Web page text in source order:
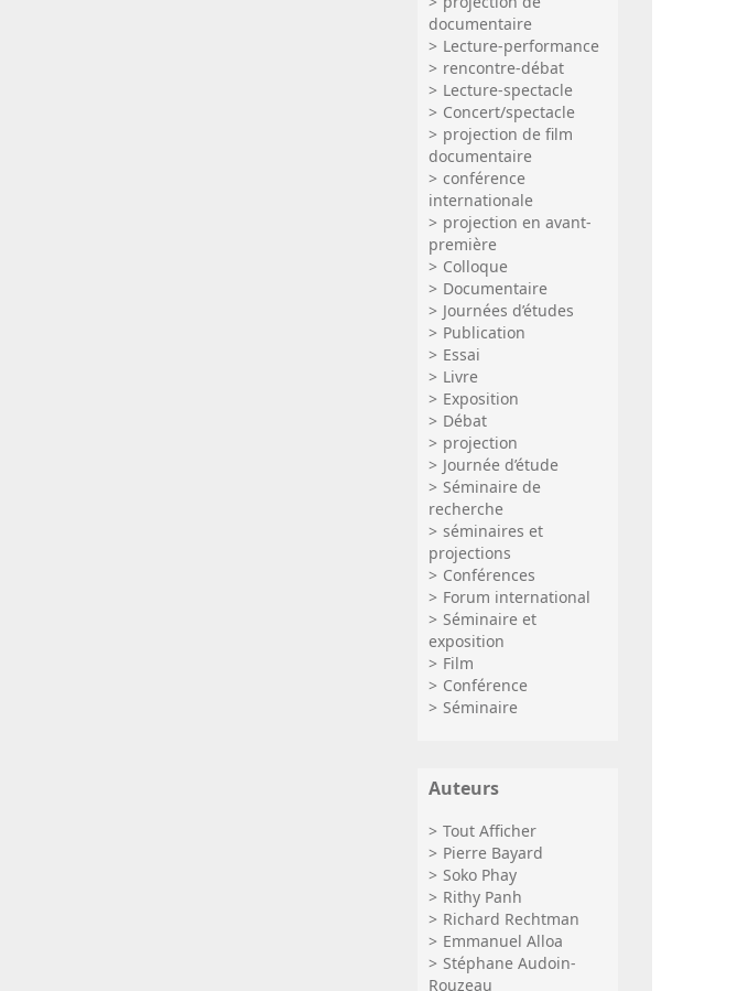
documentaire
Lecture-performance
rencontre-débat
Lecture-spectacle
Concert/spectacle
projection de film
documentaire
conférence
internationale
projection en avant-
première
Colloque
Documentaire
Journées d’études
Publication
Essai
Livre
Exposition
Débat
projection
Journée d’étude
Séminaire de
recherche
séminaires et
projections
Conférences
Forum international
Séminaire et
exposition
Film
Conférence
Séminaire
Auteurs
Tout Afficher
Pierre Bayard
Soko Phay
Rithy Panh
Richard Rechtman
Emmanuel Alloa
Stéphane Audoin-
Rouzeau